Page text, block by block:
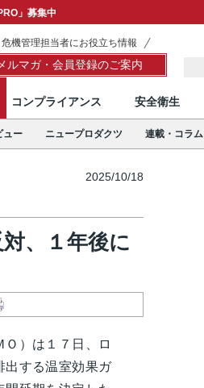
」募集中
危機管理担当者にお役立ち情報
メルマガ・会員登録のご案内
コンプライアンス 安全衛生
ュー ニュープロダクツ 連載・コラム
2025/10/18
、１年後に
）は１７日、ロ
出する温室効果ガ